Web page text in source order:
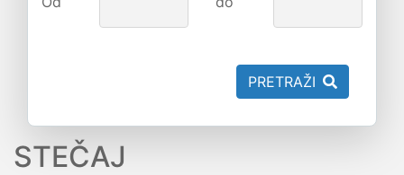
PRETRAŽI
STEČAJ